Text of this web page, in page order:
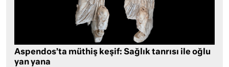
Aspendos’ta müthiş keşif: Sağlık tanrısı ile oğlu
yan yana